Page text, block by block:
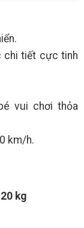
chi tiết cực tinh
vui chơi thỏa
km/h.
kg